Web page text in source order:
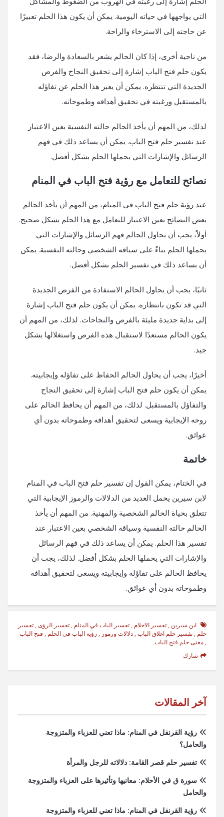
التي يواجهها في حياته اليومية. يمكن أن يكون هذا الحلم تعبيرًا
عن حاجته إلى الاسترخاء والراحة.
من ناحية أخرى، إذا كان الحالم يشعر بالسعادة والرضا، فقد
يكون حلم فتح الباب إشارة إلى تحقيق النجاح والفرص
الجديدة التي تنتظره. يمكن أن يعبر هذا الحلم عن تفاؤله
بالمستقبل ورغبته في تحقيق أهدافه وطموحاته.
لذلك، من المهم أن يأخذ الحالم حالته النفسية بعين الاعتبار
عند تفسير حلم فتح الباب. يمكن أن يساعد ذلك في فهم
الرسائل والإشارات التي يحملها الحلم بشكل أفضل.
نصائح للتعامل مع رؤية فتح الباب في المنام
عند رؤية حلم فتح الباب في المنام، من المهم أن يأخذ الحالم
بعض النصائح بعين الاعتبار للتعامل مع هذا الحلم بشكل صحيح.
أولاً، يجب أن يحاول الحالم فهم الرسائل والإشارات التي
يحملها الحلم بناءً على سياقه الشخصي وحالته النفسية. يمكن
أن يساعد ذلك في تفسير الحلم بشكل أفضل.
ثانيًا، يجب أن يحاول الحالم الاستفادة من الفرص الجديدة
التي قد تكون بانتظاره. يمكن أن يكون حلم فتح الباب إشارة
إلى بداية جديدة مليئة بالفرص والنجاحات. لذلك، من المهم أن
يكون الحالم مستعدًا لاستقبال هذه الفرص واستغلالها بشكل
جيد.
أخيرًا، يجب أن يحاول الحالم الحفاظ على تفاؤله وإيجابيته.
يمكن أن يكون حلم فتح الباب إشارة إلى تحقيق النجاح
والتفاؤل بالمستقبل. لذلك، من المهم أن يحافظ الحالم على
روحه الإيجابية ويسعى لتحقيق أهدافه وطموحاته بدون أي
عوائق.
خاتمة
في الختام، يمكن القول إن تفسير حلم فتح الباب في المنام
لابن سيرين يحمل العديد من الدلالات والرموز الإيجابية التي
تتعلق بحياة الحالم الشخصية والمهنية. من المهم أن يأخذ
الحالم حالته النفسية وسياقه الشخصي بعين الاعتبار عند
تفسير هذا الحلم. يمكن أن يساعد ذلك في فهم الرسائل
والإشارات التي يحملها الحلم بشكل أفضل. لذلك، يجب أن
يحافظ الحالم على تفاؤله وإيجابيته ويسعى لتحقيق أهدافه
وطموحاته بدون أي عوائق.
ابن سيرين , تفسير الاحلام , تفسير الباب في المنام , تفسير الرؤى , تفسير
حلم , تفسير حلم اغلاق الباب , دلالات ورموز , رؤية الباب في الحلم , فتح الباب
, معنى حلم فتح الباب
شارك
آخر المقالات
رؤية القرنفل في المنام: ماذا تعني للعزباء والمتزوجة
والحامل؟
تفسير حلم قصر القامة: دلالاته للرجل والمرأة
سورة ق في الأحلام: معانيها وتأثيرها على العزباء والمتزوجة
والحامل
رؤية القرنفل في المنام: ماذا تعني للعزباء والمتزوجة